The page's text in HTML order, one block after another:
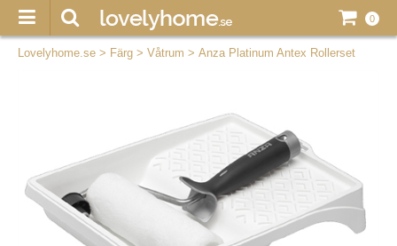
0
Lovelyhome.se > Färg > Våtrum > Anza Platinum Antex Rollerset